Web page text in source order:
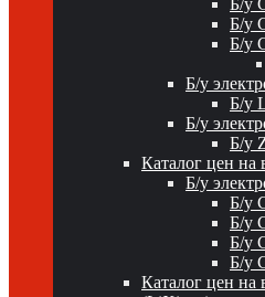
Б/у
Б/у
Б/у
Б/у
Б/у
Б/у
Б/у
Каталог цен на
Б/у
Б/у
Б/у
Б/у
Б/у
Каталог цен на